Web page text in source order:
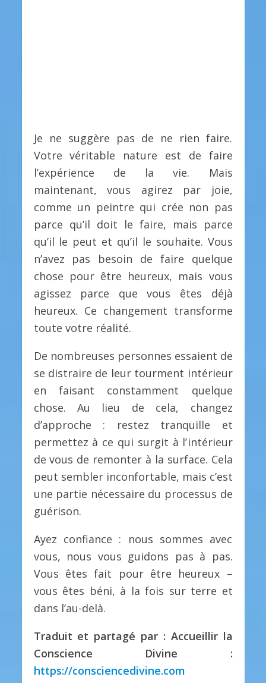
Je ne suggère pas de ne rien faire.
Votre véritable nature est de faire
l’expérience de la vie. Mais
maintenant, vous agirez par joie,
comme un peintre qui crée non pas
parce qu’il doit le faire, mais parce
qu’il le peut et qu’il le souhaite. Vous
n’avez pas besoin de faire quelque
chose pour être heureux, mais vous
agissez parce que vous êtes déjà
heureux. Ce changement transforme
toute votre réalité.
De nombreuses personnes essaient de
se distraire de leur tourment intérieur
en faisant constamment quelque
chose. Au lieu de cela, changez
d’approche : restez tranquille et
permettez à ce qui surgit à l’intérieur
de vous de remonter à la surface. Cela
peut sembler inconfortable, mais c’est
une partie nécessaire du processus de
guérison.
Ayez confiance : nous sommes avec
vous, nous vous guidons pas à pas.
Vous êtes fait pour être heureux –
vous êtes béni, à la fois sur terre et
dans l’au-delà.
Traduit et partagé par : Accueillir la
Conscience Divine :
https://consciencedivine.com